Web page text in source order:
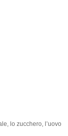
lo zucchero, l’uovo